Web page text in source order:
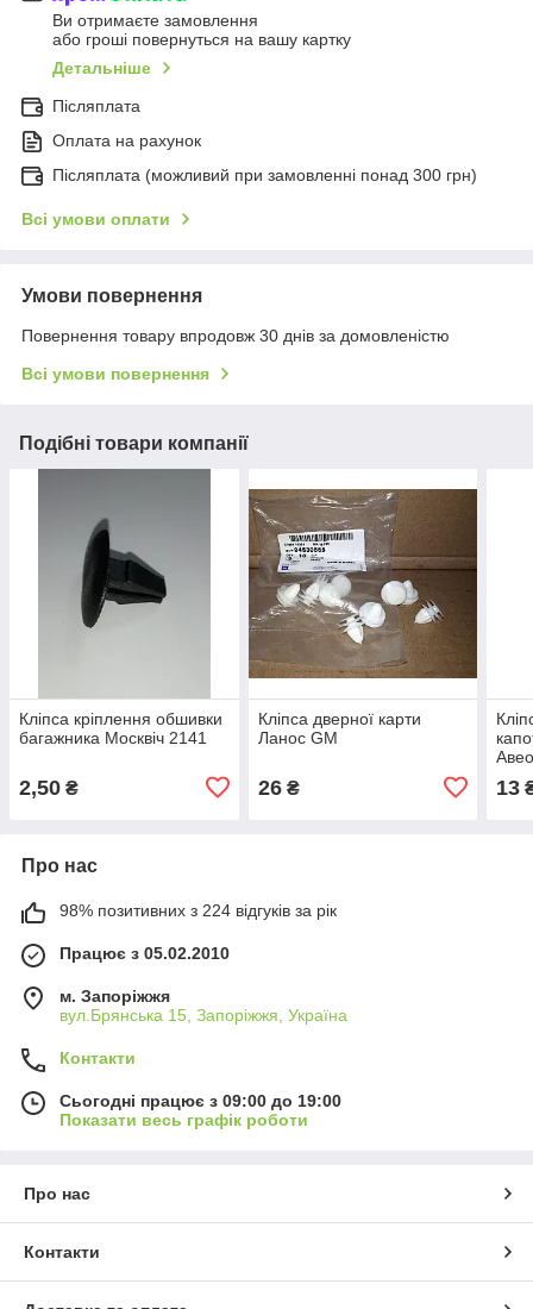
Ви отримаєте замовлення
або гроші повернуться на вашу картку
Детальніше
Післяплата
Оплата на рахунок
Післяплата (можливий при замовленні понад 300 грн)
Всі умови оплати
Умови повернення
Повернення товару впродовж 30 днів за домовленістю
Всі умови повернення
Подібні товари компанії
Кліпса кріплення обшивки
багажника Москвіч 2141
2,50 ₴
Кліпса дверної карти
Ланос GM
26₴ 13
Про нас
98% позитивних з 224 відгуків за рік
Працює з 05.02.2010
м. Запоріжжя
вул.Брянська 15, Запоріжжя, Україна
Контакти
Сьогодні працює з 09:00 до 19:00
Показати весь графік роботи
Про нас
Контакти